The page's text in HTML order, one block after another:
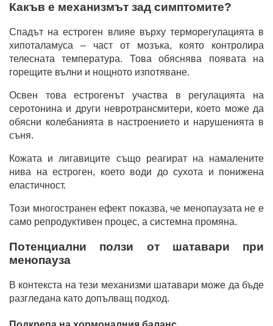
Какъв е механизмът зад симптомите?
Спадът на естроген влияе върху терморегулацията в
хипоталамуса – част от мозъка, която контролира
телесната температура. Това обяснява появата на
горещите вълни и нощното изпотяване.
Освен това естрогенът участва в регулацията на
серотонина и други невротрансмитери, което може да
обясни колебанията в настроението и нарушенията в
съня.
Кожата и лигавиците също реагират на намалените
нива на естроген, което води до сухота и понижена
еластичност.
Този многостранен ефект показва, че менопаузата не е
само репродуктивен процес, а системна промяна.
Потенциални ползи от шатавари при
менопауза
В контекста на тези механизми шатавари може да бъде
разгледана като допълващ подход.